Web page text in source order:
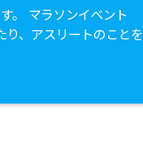
。 マラソンイベント
り、アスリートのことを